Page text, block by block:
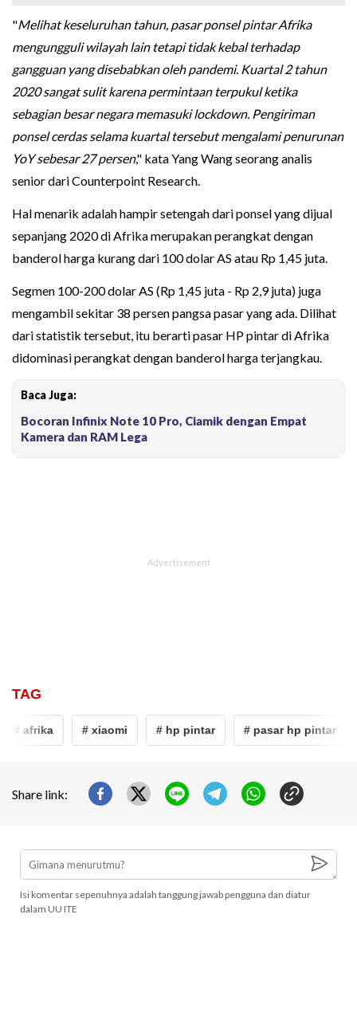
"Melihat keseluruhan tahun, pasar ponsel pintar Afrika
mengungguli wilayah lain tetapi tidak kebal terhadap
gangguan yang disebabkan oleh pandemi. Kuartal 2 tahun
2020 sangat sulit karena permintaan terpukul ketika
sebagian besar negara memasuki lockdown. Pengiriman
ponsel cerdas selama kuartal tersebut mengalami penurunan
YoY sebesar 27 persen," kata Yang Wang seorang analis
senior dari Counterpoint Research.
Hal menarik adalah hampir setengah dari ponsel yang dijual
sepanjang 2020 di Afrika merupakan perangkat dengan
banderol harga kurang dari 100 dolar AS atau Rp 1,45 juta.
Segmen 100-200 dolar AS (Rp 1,45 juta - Rp 2,9 juta) juga
mengambil sekitar 38 persen pangsa pasar yang ada. Dilihat
dari statistik tersebut, itu berarti pasar HP pintar di Afrika
didominasi perangkat dengan banderol harga terjangkau.
Baca Juga:
Bocoran Infinix Note 10 Pro, Ciamik dengan Empat
Kamera dan RAM Lega
TAG
# afrika # xiaomi # hp pintar # pasar hp pintar
Share link:
Isi komentar sepenuhnya adalah tanggung jawab pengguna dan diatur
dalam UU ITE